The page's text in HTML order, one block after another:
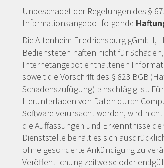
Unbeschadet der Regelungen des §
Informationsangebot folgende
Die Altenheim Friedrichsburg gGmbH,
Bediensteten haften nicht für
Internetangebot enthaltenen
soweit die Vorschrift des § 823 BGB
Schadenszufügung) einschlägig ist.
Herunterladen von Daten durch
Software verursacht werden, wird
die Auffassungen und Erkenntnisse
Dienststelle behält es sich
ohne gesonderte Ankündigung zu
Veröffentlichung zeitweise oder